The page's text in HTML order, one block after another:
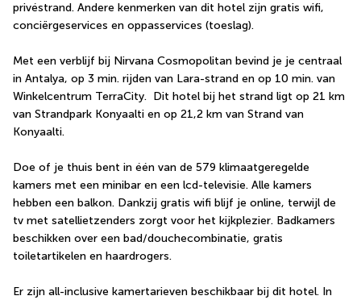
privéstrand. Andere kenmerken van dit hotel zijn gratis wifi,
conciërgeservices en oppasservices (toeslag).
Met een verblijf bij Nirvana Cosmopolitan bevind je je centraal
in Antalya, op 3 min. rijden van Lara-strand en op 10 min. van
Winkelcentrum TerraCity.  Dit hotel bij het strand ligt op 21 km
van Strandpark Konyaalti en op 21,2 km van Strand van
Konyaalti.
Doe of je thuis bent in één van de 579 klimaatgeregelde
kamers met een minibar en een lcd-televisie. Alle kamers
hebben een balkon. Dankzij gratis wifi blijf je online, terwijl de
tv met satellietzenders zorgt voor het kijkplezier. Badkamers
beschikken over een bad/douchecombinatie, gratis
toiletartikelen en haardrogers.
Er zijn all-inclusive kamertarieven beschikbaar bij dit hotel. In